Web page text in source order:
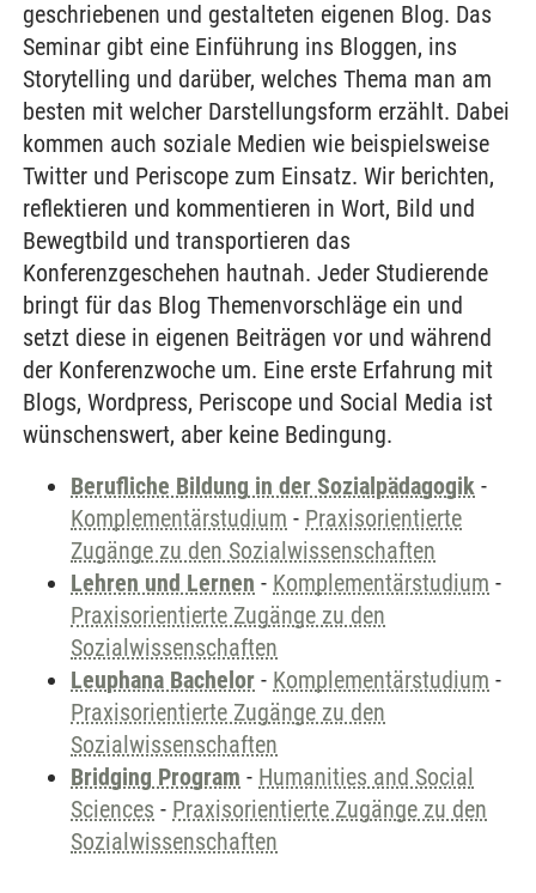
geschriebenen und gestalteten eigenen Blog. Das
Seminar gibt eine Einführung ins Bloggen, ins
Storytelling und darüber, welches Thema man am
besten mit welcher Darstellungsform erzählt. Dabei
kommen auch soziale Medien wie beispielsweise
Twitter und Periscope zum Einsatz. Wir berichten,
reflektieren und kommentieren in Wort, Bild und
Bewegtbild und transportieren das
Konferenzgeschehen hautnah. Jeder Studierende
bringt für das Blog Themenvorschläge ein und
setzt diese in eigenen Beiträgen vor und während
der Konferenzwoche um. Eine erste Erfahrung mit
Blogs, Wordpress, Periscope und Social Media ist
wünschenswert, aber keine Bedingung.
Berufliche Bildung in der Sozialpädagogik -
Komplementärstudium - Praxisorientierte
Zugänge zu den Sozialwissenschaften
Lehren und Lernen - Komplementärstudium -
Praxisorientierte Zugänge zu den
Sozialwissenschaften
Leuphana Bachelor - Komplementärstudium -
Praxisorientierte Zugänge zu den
Sozialwissenschaften
Bridging Program - Humanities and Social
Sciences - Praxisorientierte Zugänge zu den
Sozialwissenschaften